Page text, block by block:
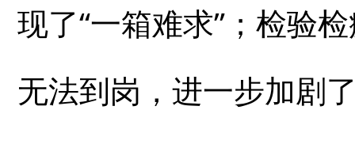
现了“一箱难求”；检验
无法到岗，进一步加剧